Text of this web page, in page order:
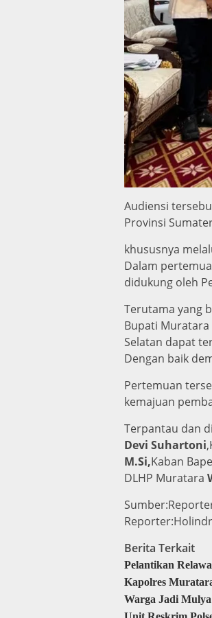
Audiensi
Provinsi
khususnya
Dalam
didukung oleh
Terutama yang
Bupati
Selatan dapat
Dengan baik
Pertemuan
kemajuan
Terpantau dan
Devi Suhartoni
M.Si,Kaban
DLHP Muratara
Berita Terkait
Pelantikan
Kapolres
Warga Jadi